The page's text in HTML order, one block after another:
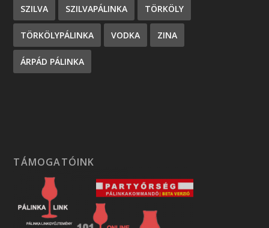
SZILVA SZILVAPÁLINKA TÖRKÖLY
TÖRKÖLYPÁLINKA VODKA ZINA
ÁRPÁD PÁLINKA
TÁMOGATÓINK